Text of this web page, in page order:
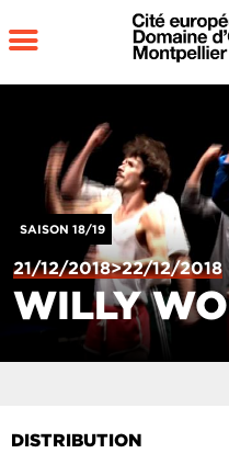
RECHERCHER
SAISON 18/19
21/12/2018>22/12/2018
WILLY
DISTRIBUTION